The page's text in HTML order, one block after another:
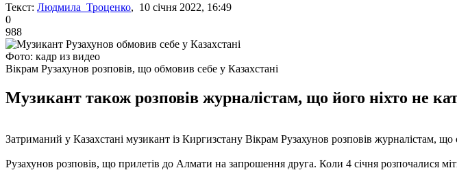
Текст: Людмила Троценко, 10 січня 2022, 16:49
0
988
Фото: кадр из видео
Вікрам Рузахунов розповів, що обмовив себе у Казахстані
Музикант також розповів журналістам, що його ніхто не
Затриманий у Казахстані музикант із Киргизстану Вікрам Рузахунов розповів журналістам,
Рузахунов розповів, що прилетів до Алмати на запрошення друга. Коли 4 січня розпочалися